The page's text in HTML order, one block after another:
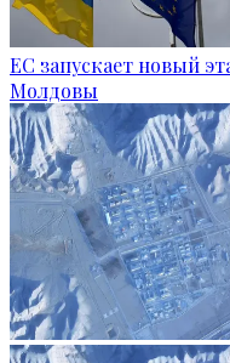
ЕС запускает новый
Молдовы